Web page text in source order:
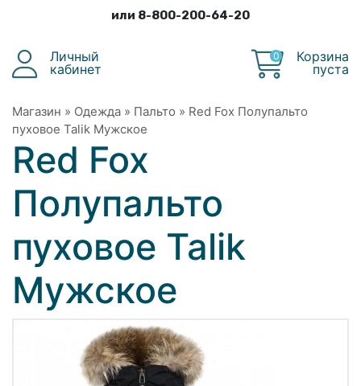
или 8-800-200-64-20
Личный
кабинет
0
Корзина
пуста
Магазин » Одежда » Пальто » Red Fox Полупальто
пуховое Talik Мужское
Red Fox
Полупальто
пуховое Talik
Мужское